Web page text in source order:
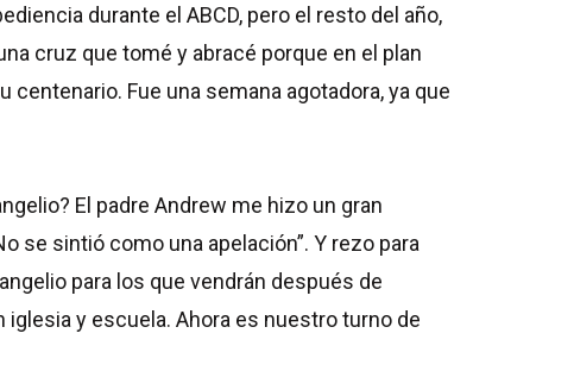
durante el ABCD, pero el resto del año,
cruz que tomé y abracé porque en el plan
Fue una semana agotadora, ya que
El padre Andrew me hizo un gran
se sintió como una apelación”. Y rezo para
para los que vendrán después de
y escuela. Ahora es nuestro turno de